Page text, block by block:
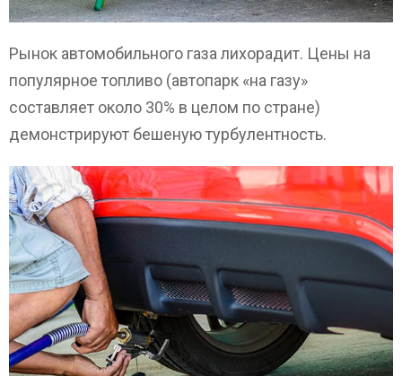
Рынок автомобильного газа лихорадит. Цены на
популярное топливо (автопарк «на газу»
составляет около 30% в целом по стране)
демонстрируют бешеную турбулентность.